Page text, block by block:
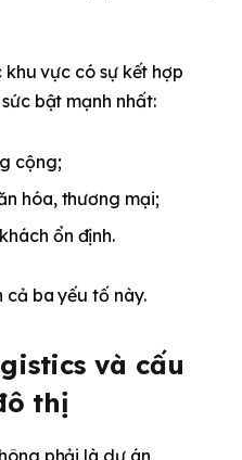
vực có sự kết hợp
bật mạnh nhất:
cộng;
hóa, thương mại;
ổn định.
cả ba yếu tố này.
và cấu
thị
phải là dự án